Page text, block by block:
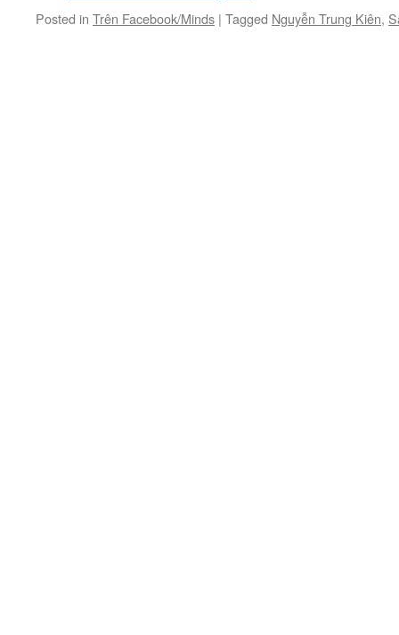
Posted in Trên Facebook/Minds | Tagged Nguyễn Trung Kiên,